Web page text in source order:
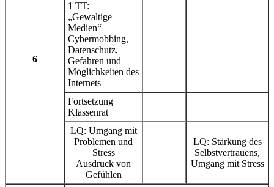
6
1 TT:
„Gewaltige
Medien“
Cybermobbing,
Datenschutz,
Gefahren und
Möglichkeiten des
Internets
Fortsetzung
Klassenrat
LQ: Umgang mit
Problemen und
Stress
Ausdruck von
Gefühlen
LQ: Stärkung des
Selbstvertrauens,
Umgang mit Stress